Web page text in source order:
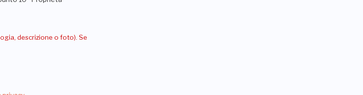
descrizione o foto). Se